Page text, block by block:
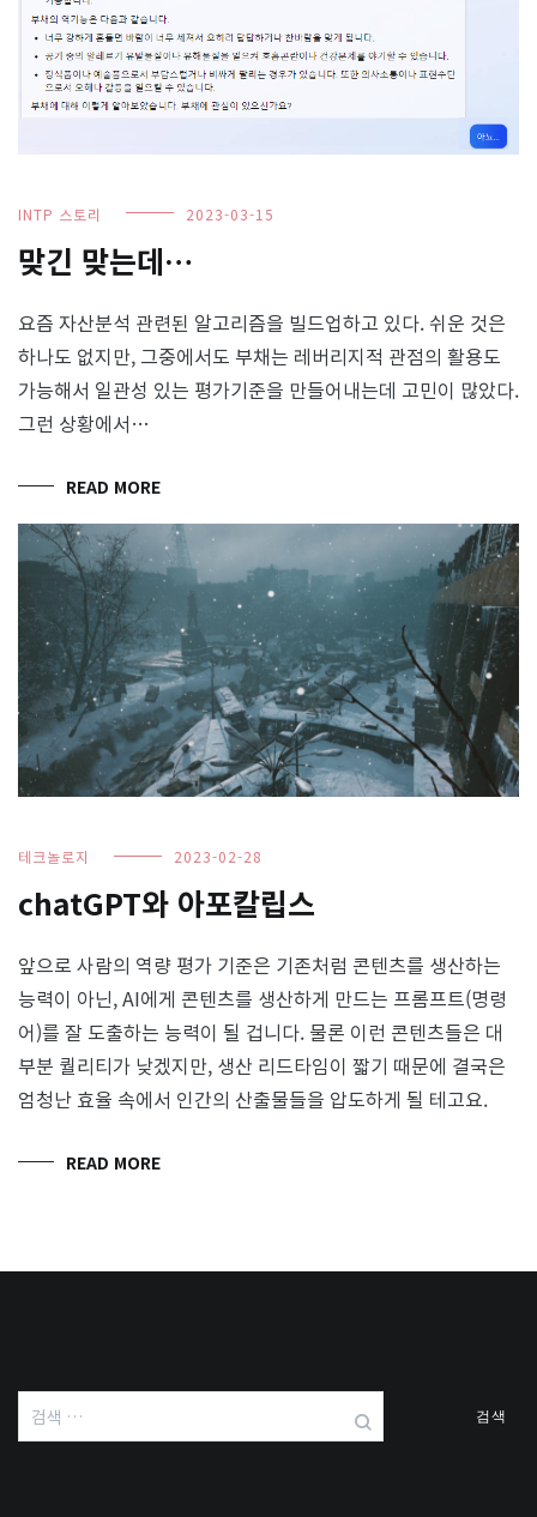
INTP 스토리 2023-03-15
맞긴 맞는데…
요즘 자산분석 관련된 알고리즘을 빌드업하고 있다. 쉬운 것은
하나도 없지만, 그중에서도 부채는 레버리지적 관점의 활용도
가능해서 일관성 있는 평가기준을 만들어내는데 고민이 많았다.
그런 상황에서…
READ MORE
테크놀로지 2023-02-28
chatGPT와 아포칼립스
앞으로 사람의 역량 평가 기준은 기존처럼 콘텐츠를 생산하는
능력이 아닌, AI에게 콘텐츠를 생산하게 만드는 프롬프트(명령
어)를 잘 도출하는 능력이 될 겁니다. 물론 이런 콘텐츠들은 대
부분 퀄리티가 낮겠지만, 생산 리드타임이 짧기 때문에 결국은
엄청난 효율 속에서 인간의 산출물들을 압도하게 될 테고요.
READ MORE
검
색: